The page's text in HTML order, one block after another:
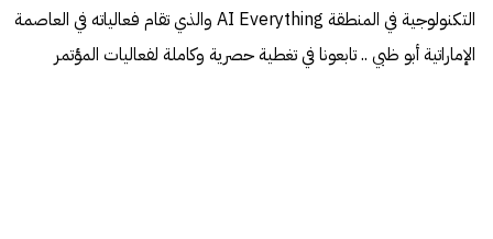
التكنولوجية في المنطقة AI Everything والذي تقام فعالياته في العاصمة
الإماراتية أبو ظبي .. تابعونا في تغطية حصرية وكاملة لفعاليات المؤتمر